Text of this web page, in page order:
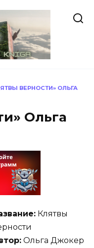
ВЕРНОСТИ» ОЛЬГА
Ольга
Клятвы
Ольга Джокер